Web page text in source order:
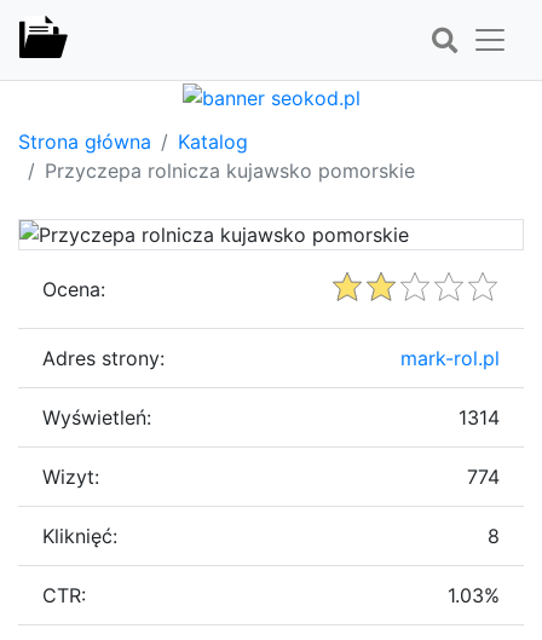
Strona główna
Katalog
Przyczepa rolnicza kujawsko pomorskie
Ocena:
Adres strony: mark-rol.pl
Wyświetleń: 1314
Wizyt: 774
Kliknięć: 8
CTR: 1.03%